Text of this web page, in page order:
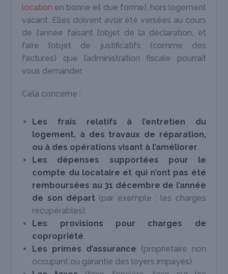
location en bonne et due forme), hors logement
vacant. Elles doivent avoir été versées au cours
de l’année faisant l’objet de la déclaration, et
faire l’objet de justificatifs (comme des
factures) que l’administration fiscale pourrait
vous demander.
Cela concerne :
Les frais relatifs à l’entretien du
logement, à des travaux de réparation,
ou à des opérations visant à l’améliorer
Les dépenses supportées pour le
compte du locataire et qui n’ont pas été
remboursées au 31 décembre de l’année
de son départ (par exemple : les charges
récupérables).
Les provisions pour charges de
copropriété
Les primes d’assurance (propriétaire non
occupant ou garantie des loyers impayés).